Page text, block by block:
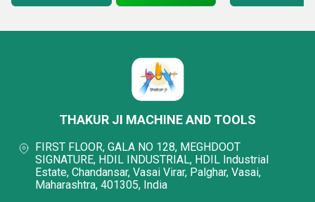
THAKUR JI MACHINE AND TOOLS
FIRST FLOOR, GALA NO 128, MEGHDOOT
SIGNATURE, HDIL INDUSTRIAL, HDIL Industrial
Estate, Chandansar, Vasai Virar, Palghar, Vasai,
Maharashtra, 401305, India